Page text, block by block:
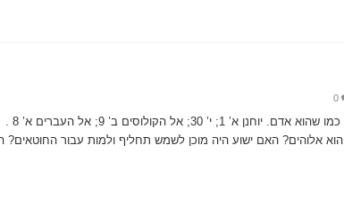
0
אלוהים? האם ישוע היה מוכן לשמש תחליף ולמות עבור החוטאים?